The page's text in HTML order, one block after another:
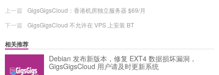
上一篇
GigsGigsCloud：香港机房独立服务器 $69/月
下一篇
GigsGigsCloud 不允许在 VPS 上安装 BT
相关推荐
Debian 发布新版本，修复 EXT4 数据损坏漏洞，
GigsGigsCloud 用户请及时更新系统